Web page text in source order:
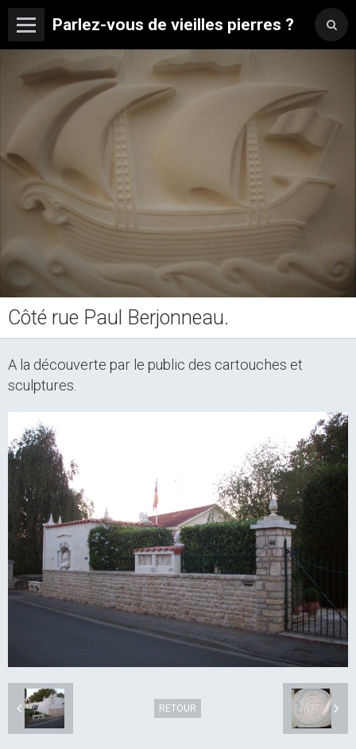
Parlez-vous de vieilles pierres ?
Côté rue Paul Berjonneau.
A la découverte par le public des cartouches et
sculptures.
RETOUR